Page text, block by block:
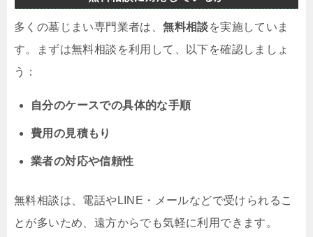
多くの墓じまい専門業者は、無料相談を実施していま
す。まずは無料相談を利用して、以下を確認しましょ
う：
自分のケースでの具体的な手順
費用の見積もり
業者の対応や信頼性
無料相談は、電話やLINE・メールなどで受けられるこ
とが多いため、遠方からでも気軽に利用できます。